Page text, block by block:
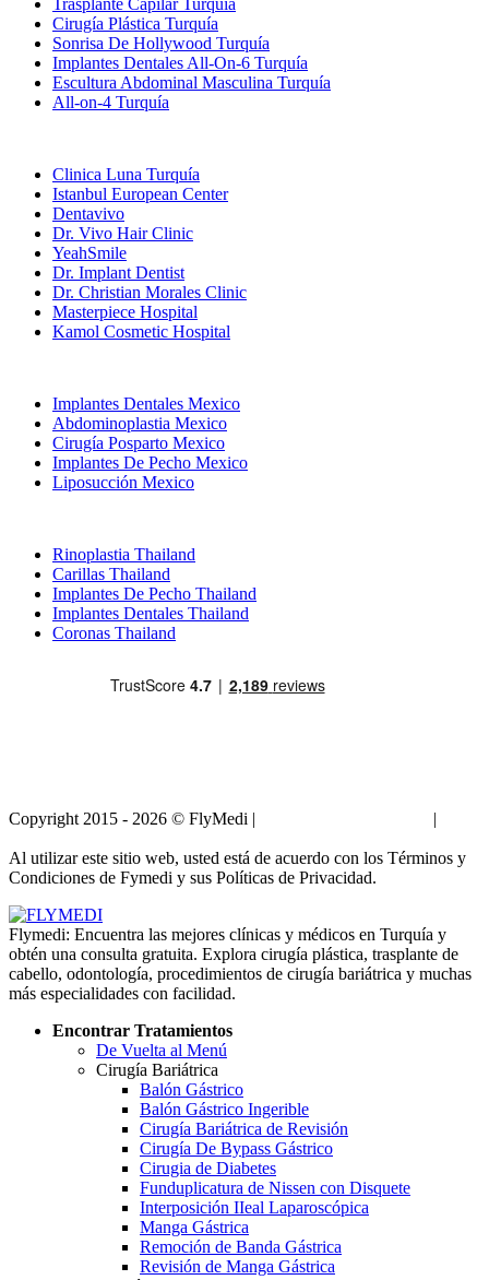
Cirugía Plástica Turquía
Sonrisa De Hollywood Turquía
Implantes Dentales All-On-6 Turquía
Escultura Abdominal Masculina Turquía
All-on-4 Turquía
Clinica Luna Turquía
Istanbul European Center
Dentavivo
Dr. Vivo Hair Clinic
YeahSmile
Dr. Implant Dentist
Dr. Christian Morales Clinic
Masterpiece Hospital
Kamol Cosmetic Hospital
Implantes Dentales Mexico
Abdominoplastia Mexico
Cirugía Posparto Mexico
Implantes De Pecho Mexico
Liposucción Mexico
Rinoplastia Thailand
Carillas Thailand
Implantes De Pecho Thailand
Implantes Dentales Thailand
Coronas Thailand
Copyright 2015 - 2026 © FlyMedi |
|
Al utilizar este sitio web, usted está de acuerdo con los Términos y
Condiciones de Fymedi y sus Políticas de Privacidad.
Flymedi: Encuentra las mejores clínicas y médicos en Turquía y
obtén una consulta gratuita. Explora cirugía plástica, trasplante de
cabello, odontología, procedimientos de cirugía bariátrica y muchas
más especialidades con facilidad.
Encontrar Tratamientos
De Vuelta al Menú
Cirugía Bariátrica
Balón Gástrico
Balón Gástrico Ingerible
Cirugía Bariátrica de Revisión
Cirugía De Bypass Gástrico
Cirugia de Diabetes
Funduplicatura de Nissen con Disquete
Interposición IIeal Laparoscópica
Manga Gástrica
Remoción de Banda Gástrica
Revisión de Manga Gástrica